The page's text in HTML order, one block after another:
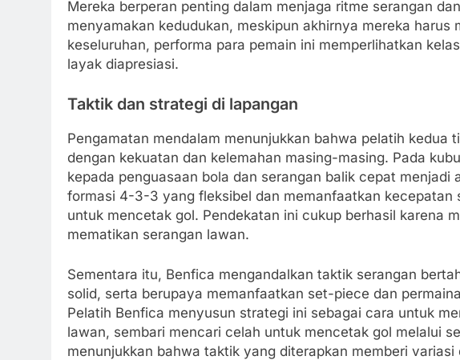
Mereka berperan penting dalam menjaga ritme serangan
menyamakan kedudukan, meskipun akhirnya mereka harus
keseluruhan, performa para pemain ini memperlihatkan
layak diapresiasi.
Taktik dan strategi di lapangan
Pengamatan mendalam menunjukkan bahwa pelatih kedua
dengan kekuatan dan kelemahan masing-masing. Pada
kepada penguasaan bola dan serangan balik cepat menjadi
formasi 4-3-3 yang fleksibel dan memanfaatkan kecepatan
untuk mencetak gol. Pendekatan ini cukup berhasil karena
mematikan serangan lawan.
Sementara itu, Benfica mengandalkan taktik serangan
solid, serta berupaya memanfaatkan set-piece dan
Pelatih Benfica menyusun strategi ini sebagai cara untuk
lawan, sembari mencari celah untuk mencetak gol melalui
menunjukkan bahwa taktik yang diterapkan memberi